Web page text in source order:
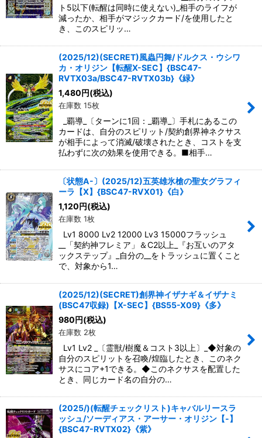
ト5以下(転醒は同時に使えない)_相手のライフが
減ったか、相手がマジックカード/を使用したと
き、このスピリッ…
(2025/12)(SECRET)風蟲円舞/ドルクス・ウシワ
カ・オリジン【転醒X-SEC】{BSC47-
RVTX03a/BSC47-RVTX03b}《緑》
1,480円(税込)
在庫数 15枚
_覇導_〔ターンに1回：_覇導_〕手札にあるこの
カードは、自分のスピリット/契約創界神ネクサス
が相手によって消滅/破壊されたとき、コストを支
払わずに次の効果を使用できる。■相手…
〔状態A-〕(2025/12)五英雄氷槍の聖女グラフィ
ーラ【X】{BSC47-RVX01}《白》
1,120円(税込)
在庫数 1枚
Lv1 8000 Lv2 12000 Lv3 15000フラッシュ
__「契約神フレミア」＆C2以上_『お互いのアタ
ックステップ』_自分の__をトラッシュに置くこと
で、対象から1…
(2025/12)(SECRET)創界神イザナギ＆イザナミ
(BSC47収録)【X-SEC】{BS55-X09}《多》
980円(税込)
在庫数 2枚
Lv1 Lv2 _〔霊獣/樹魔＆コスト3以上〕_◆対象の
自分のスピリットを召喚/煌臨したとき、このネク
サスにコア+1できる。◆このネクサスを配置した
とき、同じカード名の自分の…
(2025/)(転醒チェックリスト)キャバルリースラ
ッシュ/ソーディアス・アーサー・オリジン【-】
{BSC47-RVTX02}《紫》